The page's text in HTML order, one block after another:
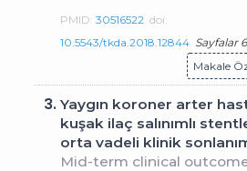
PMID:30516522 doi:
10.5543/tkda.2018.12844 Sayfalar
Makale
3.Yaygın koroner arter
kuşak ilaç salınımlı
orta vadeli klinik
Mid-term clinical